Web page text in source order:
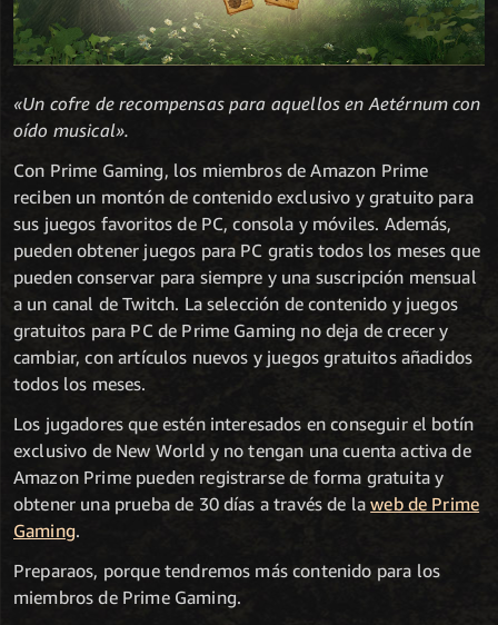
«Un cofre de recompensas para aquellos en Aetérnum con
oído musical».
Con Prime Gaming, los miembros de Amazon Prime
reciben un montón de contenido exclusivo y gratuito para
sus juegos favoritos de PC, consola y móviles. Además,
pueden obtener juegos para PC gratis todos los meses que
pueden conservar para siempre y una suscripción mensual
a un canal de Twitch. La selección de contenido y juegos
gratuitos para PC de Prime Gaming no deja de crecer y
cambiar, con artículos nuevos y juegos gratuitos añadidos
todos los meses.
Los jugadores que estén interesados en conseguir el botín
exclusivo de New World y no tengan una cuenta activa de
Amazon Prime pueden registrarse de forma gratuita y
obtener una prueba de 30 días a través de laweb de Prime
Gaming.
Preparaos, porque tendremos más contenido para los
miembros de Prime Gaming.